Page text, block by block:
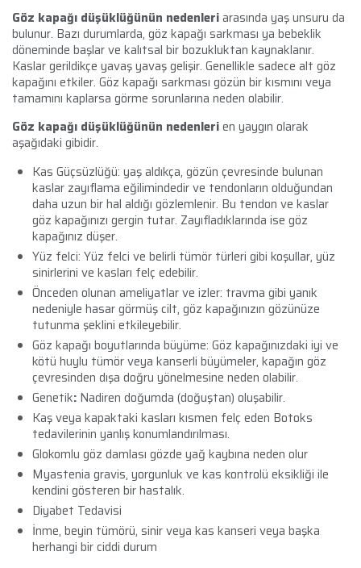
Göz kapağı düşüklüğünün nedenleriarasında yaş unsuru da
bulunur. Bazı durumlarda, göz kapağı sarkması ya bebeklik
döneminde başlar ve kalıtsal bir bozukluktan kaynaklanır.
Kaslar gerildikçe yavaş yavaş gelişir. Genellikle sadece alt göz
kapağını etkiler. Göz kapağı sarkması gözün bir kısmını veya
tamamını kaplarsa görme sorunlarına neden olabilir.
Göz kapağı düşüklüğünün nedenlerien yaygın olarak
aşağıdaki gibidir.
Kas Güçsüzlüğü: yaş aldıkça, gözün çevresinde bulunan
kaslar zayıflama eğilimindedir ve tendonların olduğundan
daha uzun bir hal aldığı gözlemlenir. Bu tendon ve kaslar
göz kapağınızı gergin tutar. Zayıfladıklarında ise göz
kapağınız düşer.
Yüz felci: Yüz felci ve belirli tümör türleri gibi koşullar, yüz
sinirlerini ve kasları felç edebilir.
Önceden olunan ameliyatlar ve izler: travma gibi yanık
nedeniyle hasar görmüş cilt, göz kapağınızın gözünüze
tutunma şeklini etkileyebilir.
Göz kapağı boyutlarında büyüme: Göz kapağınızdaki iyi ve
kötü huylu tümör veya kanserli büyümeler, kapağın göz
çevresinden dışa doğru yönelmesine neden olabilir.
Genetik: Nadiren doğumda (doğuştan) oluşabilir.
Kaş veya kapaktaki kasları kısmen felç eden Botoks
tedavilerinin yanlış konumlandırılması.
Glokomlu göz damlası gözde yağ kaybına neden olur
Myastenia gravis, yorgunluk ve kas kontrolü eksikliği ile
kendini gösteren bir hastalık.
Diyabet Tedavisi
İnme, beyin tümörü, sinir veya kas kanseri veya başka
herhangi bir ciddi durum